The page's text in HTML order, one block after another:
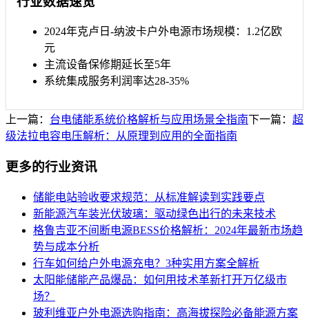
2024年克卢日-纳波卡户外电源市场规模：1.2亿欧
元
主流设备保修期延长至5年
系统集成服务利润率达28-35%
上一篇： 台电储能系统价格解析与应用场景全指南下一篇： 超
级法拉电容电压解析：从原理到应用的全面指南
更多的行业资讯
储能电站验收要求规范：从标准解读到实践要点
新能源汽车装光伏玻璃：驱动绿色出行的未来技术
格鲁吉亚不间断电源BESS价格解析：2024年最新市场趋
势与成本分析
行车如何给户外电源充电？3种实用方案全解析
太阳能储能产品爆品：如何用技术革新打开万亿级市
场？
玻利维亚户外电源选购指南：高海拔探险必备能源方案